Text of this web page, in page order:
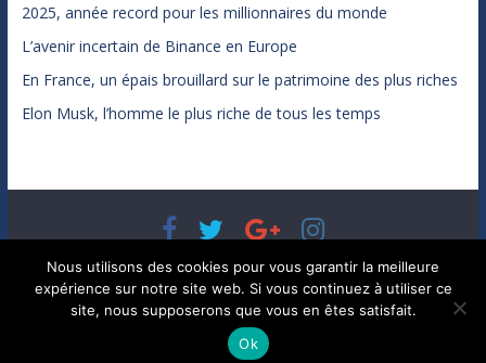
2025, année record pour les millionnaires du monde
L’avenir incertain de Binance en Europe
En France, un épais brouillard sur le patrimoine des plus riches
Elon Musk, l’homme le plus riche de tous les temps
Copyright © 2026Bénéfices, l'actualité de votre argent, de
votre patrimoine et de vos placements . Tous droits réservés.
Theme ColorMag parThemeGrill.. Propulsé par WordPress.
Nous utilisons des cookies pour vous garantir la meilleure
expérience sur notre site web. Si vous continuez à utiliser ce
site, nous supposerons que vous en êtes satisfait.
Ok